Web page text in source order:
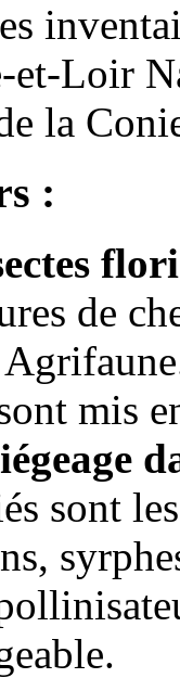
Loir
la
:
de
mis
sont